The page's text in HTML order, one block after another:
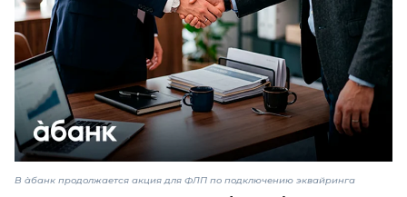
В àбанк продолжается акция для ФЛП по подключению эквайринга